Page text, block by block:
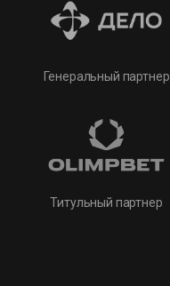
Генеральный партнер
Титульный партнер